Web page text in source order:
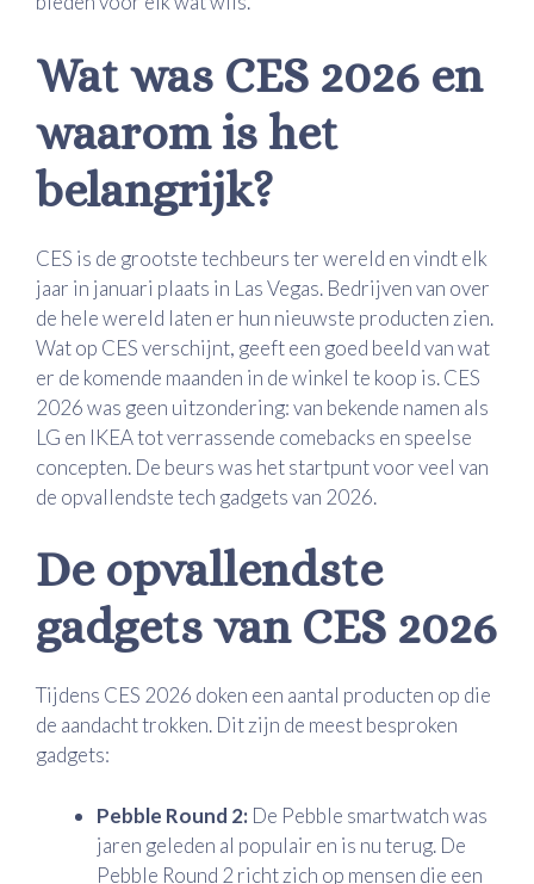
Wat was CES 2026 en
waarom is het
belangrijk?
CES is de grootste techbeurs ter wereld en vindt elk
jaar in januari plaats in Las Vegas. Bedrijven van over
de hele wereld laten er hun nieuwste producten zien.
Wat op CES verschijnt, geeft een goed beeld van wat
er de komende maanden in de winkel te koop is. CES
2026 was geen uitzondering: van bekende namen als
LG en IKEA tot verrassende comebacks en speelse
concepten. De beurs was het startpunt voor veel van
de opvallendste tech gadgets van 2026.
De opvallendste
gadgets van CES 2026
Tijdens CES 2026 doken een aantal producten op die
de aandacht trokken. Dit zijn de meest besproken
gadgets:
Pebble Round 2: De Pebble smartwatch was
jaren geleden al populair en is nu terug. De
Pebble Round 2 richt zich op mensen die een